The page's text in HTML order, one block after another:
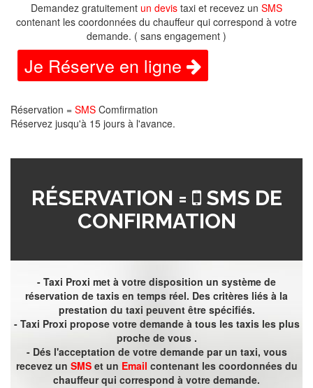
Demandez gratuitement un devis taxi et recevez un SMS
contenant les coordonnées du chauffeur qui correspond à votre
demande. ( sans engagement )
Je Réserve en ligne
Réservation = SMS Comfirmation
Réservez jusqu'à 15 jours à l'avance.
RÉSERVATION =
SMS DE
CONFIRMATION
- Taxi Proxi met à votre disposition un système de
réservation de taxis en temps réel. Des critères liés à la
prestation du taxi peuvent être spécifiés.
- Taxi Proxi propose votre demande à tous les taxis les plus
proche de vous .
- Dés l'acceptation de votre demande par un taxi, vous
recevez un SMSet un Email contenant les coordonnées du
chauffeur qui correspond à votre demande.